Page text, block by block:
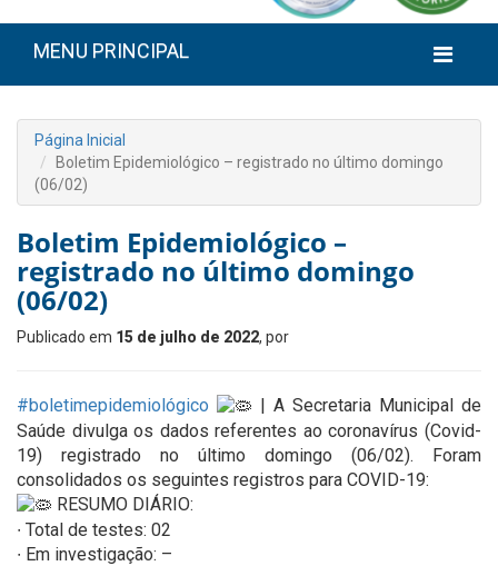
MENU PRINCIPAL
Página Inicial
Boletim Epidemiológico – registrado no último domingo
(06/02)
Boletim Epidemiológico –
registrado no último domingo
(06/02)
Publicado em 15 de julho de 2022, por
#boletimepidemiológico
| A Secretaria Municipal de
Saúde divulga os dados referentes ao coronavírus (Covid-
19) registrado no último domingo (06/02). Foram
consolidados os seguintes registros para COVID-19:
RESUMO DIÁRIO:
∙ Total de testes: 02
∙ Em investigação: –